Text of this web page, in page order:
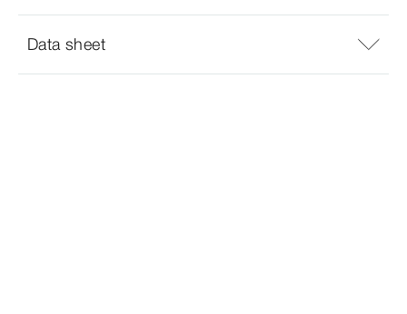
Data sheet